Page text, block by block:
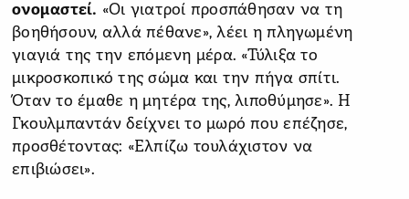
ονομαστεί. «Οι γιατροί προσπάθησαν να τη
βοηθήσουν, αλλά πέθανε», λέει η πληγωμένη
γιαγιά της την επόμενη μέρα. «Τύλιξα το
μικροσκοπικό της σώμα και την πήγα σπίτι.
Όταν το έμαθε η μητέρα της, λιποθύμησε». Η
Γκουλμπαντάν δείχνει το μωρό που επέζησε,
προσθέτοντας: «Ελπίζω τουλάχιστον να
επιβιώσει».